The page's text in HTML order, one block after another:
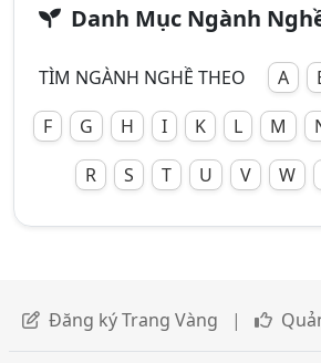
Danh Mục Ngành
TÌM NGÀNH NGHỀ THEO A
F
G H I K L M
R
S T U V W
Đăng ký Trang Vàng |